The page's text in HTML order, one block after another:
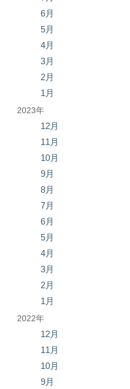
6月
5月
4月
3月
2月
1月
2023年
12月
11月
10月
9月
8月
7月
6月
5月
4月
3月
2月
1月
2022年
12月
11月
10月
9月